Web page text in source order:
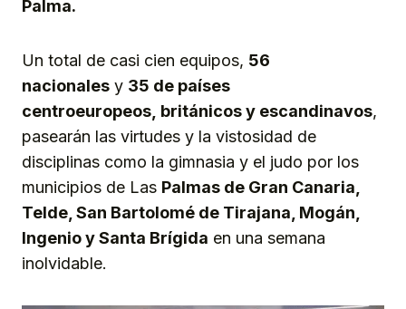
Palma.
Un total de casi cien equipos, 56
nacionales y 35 de países
centroeuropeos, británicosy escandinavos,
pasearán las virtudes y la vistosidad de
disciplinas como la gimnasia y el judo por los
municipios de Las Palmas de Gran Canaria,
Telde, San Bartolomé de Tirajana, Mogán,
Ingenio y Santa Brígida en una semana
inolvidable.